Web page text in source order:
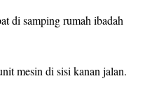
di samping rumah ibadah
mesin di sisi kanan jalan.